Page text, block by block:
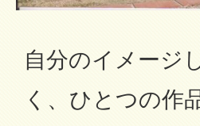
自分のイメージ
く、ひとつの作